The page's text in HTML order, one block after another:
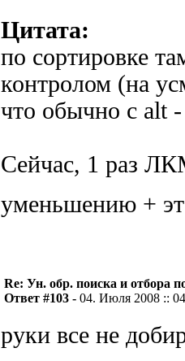
Цитата:
по сортировке
контролом (на
что обычно с alt -
Сейчас, 1 раз
уменьшению +
Re: Ун. обр. поиска и отбора
Ответ #103 - 04. Июля 2008 ::
руки все не